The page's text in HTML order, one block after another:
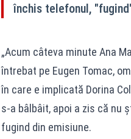
închis telefonul,
„Acum câteva minute Ana
întrebat pe Eugen Tomac,
în care e implicată Dorina
s-a bâlbâit, apoi a zis că nu
fugind din emisiune.